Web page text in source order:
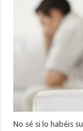
No sé si lo habéis